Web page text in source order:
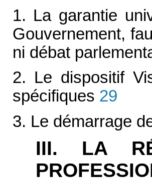
1. La garantie
Gouvernement,
ni débat
2. Le dispositif
spécifiques 29
3. Le démarrage
III. LA